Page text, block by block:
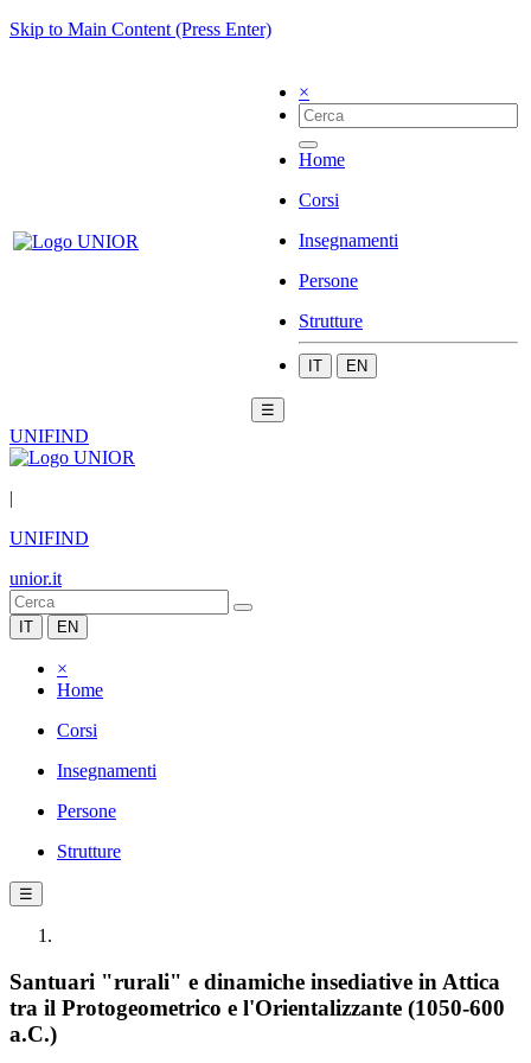
Skip to Main Content (Press Enter)
×
Home
Corsi
Insegnamenti
Persone
Strutture
IT EN
☰
UNIFIND
|
UNIFIND
unior.it
IT EN
×
Home
Corsi
Insegnamenti
Persone
Strutture
☰
Santuari "rurali" e dinamiche insediative in Attica
tra il Protogeometrico e l'Orientalizzante (1050-600
a.C.)